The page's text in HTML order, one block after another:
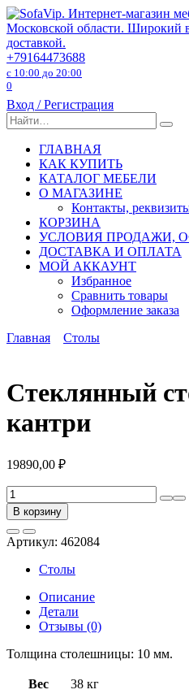
Перейти
к
содержанию
+79164473688
с 10:00 до 20:00
0
Вход / Регистрация
Search
for:
ГЛАВНАЯ
КАК КУПИТЬ
КАТАЛОГ МЕБЕЛИ
О МАГАЗИНЕ
Контакты,
КОРЗИНА
УСЛОВИЯ ПРОДАЖИ,
ДОСТАВКА И ОПЛАТА
МОЙ АККАУНТ
Избранное
Сравнить товары
Оформление заказа
Главная
Столы
Стеклянный
кантри
19890,00 ₽
Количество
товара
Стеклянный
стол
Бран
орех
кантри
В корзину
Артикул: 462084
Столы
Описание
Детали
Отзывы (0)
Толщина столешницы: 10 мм.
Вес
38 кг